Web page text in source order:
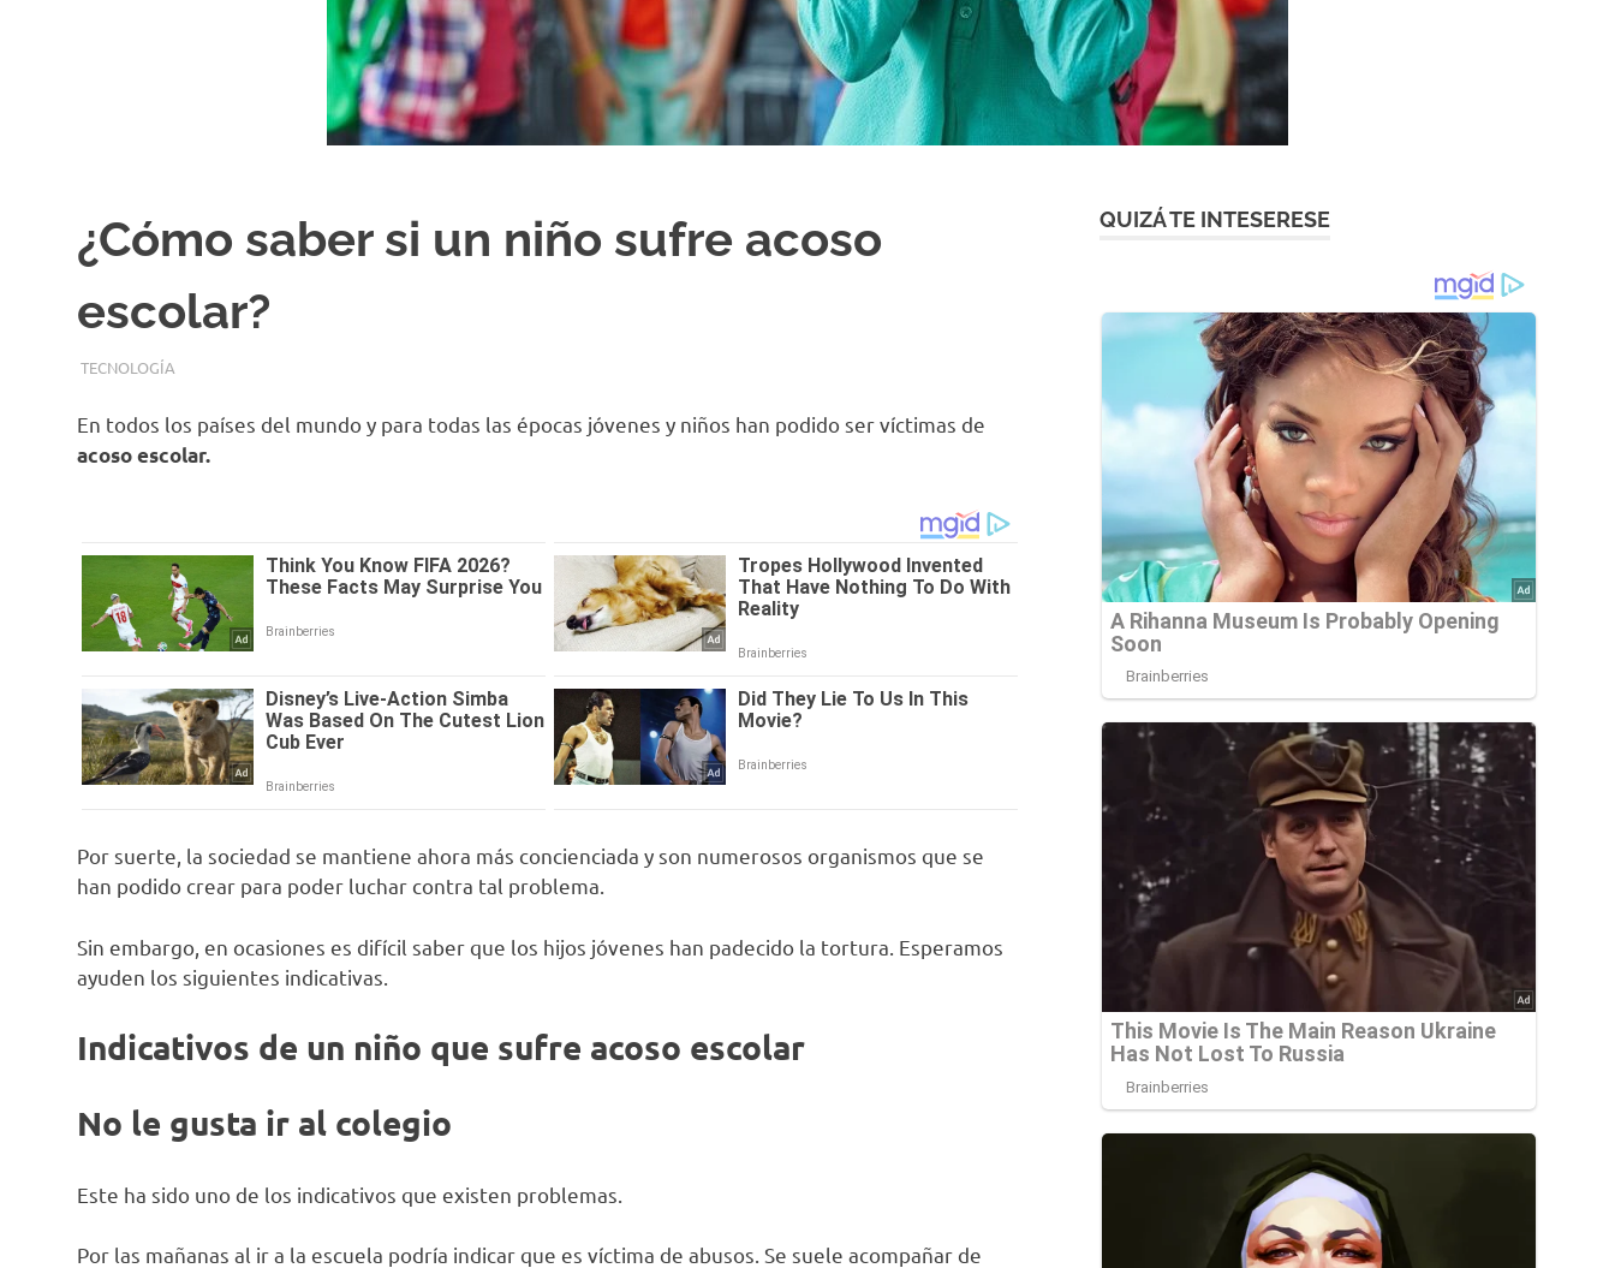
¿Cómo saber si un niño sufre acoso
escolar?
DICIEMBRE 27, 2018
EQUIPO DE REDACCIÓN
TECNOLOGÍA
En todos los países del mundo y para todas las épocas jóvenes y niños han podido ser víctimas de
acoso escolar.
Por suerte, la sociedad se mantiene ahora más concienciada y son numerosos organismos que se
han podido crear para poder luchar contra tal problema.
Sin embargo, en ocasiones es difícil saber que los hijos jóvenes han padecido la tortura. Esperamos
ayuden los siguientes indicativas.
Indicativos de un niño que sufre acoso escolar
No le gusta ir al colegio
Este ha sido uno de los indicativos que existen problemas.
Por las mañanas al ir a la escuela podría indicar que es víctima de abusos. Se suele acompañar de
QUIZÁ TE INTESERESE